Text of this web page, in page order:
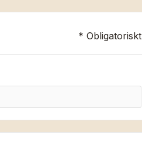
* Obligatoriskt